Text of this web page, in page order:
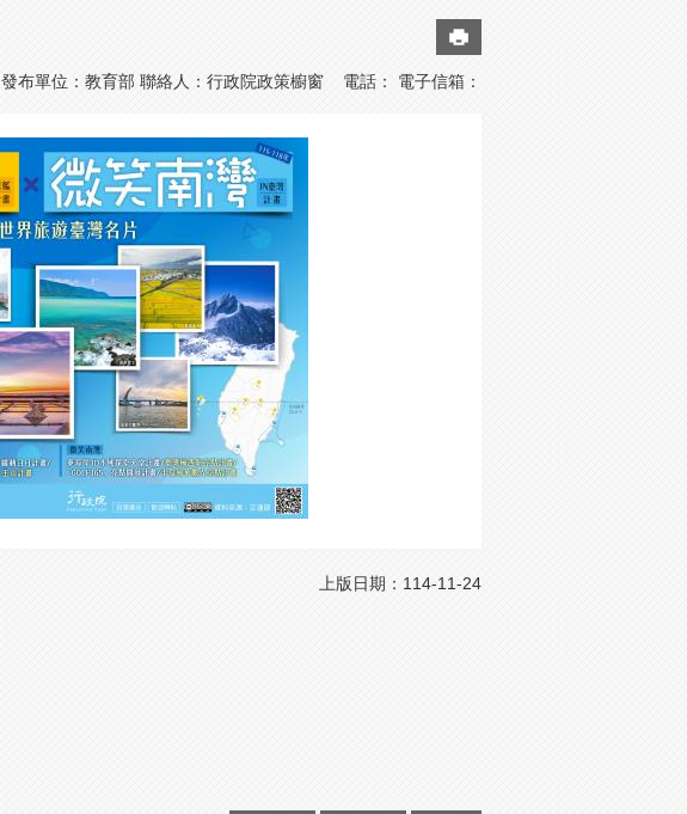
發布單位：教育部 聯絡人：行政院政策櫥窗 電話： 電子信箱：
上版日期：114-11-24